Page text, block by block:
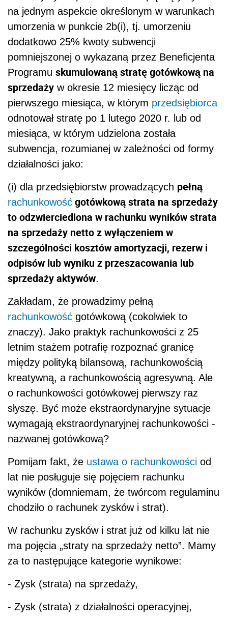
na jednym aspekcie określonym w warunkach
umorzenia w punkcie 2b(i), tj. umorzeniu
dodatkowo 25% kwoty subwencji
pomniejszonej o wykazaną przez Beneficjenta
Programu skumulowaną stratę gotówkową na
sprzedaży w okresie 12 miesięcy licząc od
pierwszego miesiąca, w którym przedsiębiorca
odnotował stratę po 1 lutego 2020 r. lub od
miesiąca, w którym udzielona została
subwencja, rozumianej w zależności od formy
działalności jako:
(i) dla przedsiębiorstw prowadzących pełną
rachunkowość gotówkową strata na sprzedaży
to odzwierciedlona w rachunku wyników strata
na sprzedaży netto z wyłączeniem w
szczególności kosztów amortyzacji, rezerw i
odpisów lub wyniku z przeszacowania lub
sprzedaży aktywów.
Zakładam, że prowadzimy pełną
rachunkowość gotówkową (cokolwiek to
znaczy). Jako praktyk rachunkowości z 25
letnim stażem potrafię rozpoznać granicę
między polityką bilansową, rachunkowością
kreatywną, a rachunkowością agresywną. Ale
o rachunkowości gotówkowej pierwszy raz
słyszę. Być może ekstraordynaryjne sytuacje
wymagają ekstraordynaryjnej rachunkowości -
nazwanej gotówkową?
Pomijam fakt, że ustawa o rachunkowości od
lat nie posługuje się pojęciem rachunku
wyników (domniemam, że twórcom regulaminu
chodziło o rachunek zysków i strat).
W rachunku zysków i strat już od kilku lat nie
ma pojęcia „straty na sprzedaży netto”. Mamy
za to następujące kategorie wynikowe:
- Zysk (strata) na sprzedaży,
- Zysk (strata) z działalności operacyjnej,